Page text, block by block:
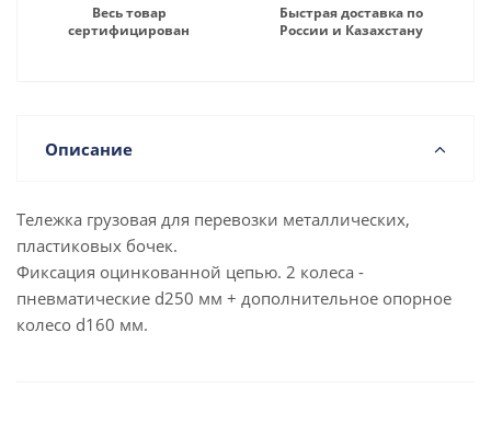
Весь товар
сертифицирован
Быстрая доставка по
России и Казахстану
Описание
Тележка грузовая для перевозки металлических,
пластиковых бочек.
Фиксация оцинкованной цепью. 2 колеса -
пневматические d250 мм + дополнительное опорное
колесо d160 мм.